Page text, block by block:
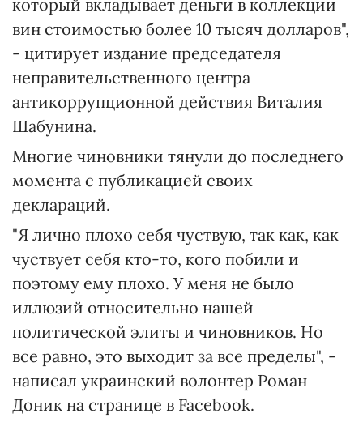
который вкладывает деньги в коллекции
вин стоимостью более 10 тысяч долларов",
- цитирует издание председателя
неправительственного центра
антикоррупционной действия Виталия
Шабунина.
Многие чиновники тянули до последнего
момента с публикацией своих
деклараций.
"Я лично плохо себя чуствую, так как, как
чуствует себя кто-то, кого побили и
поэтому ему плохо. У меня не было
иллюзий относительно нашей
политической элиты и чиновников. Но
все равно, это выходит за все пределы", -
написал украинский волонтер Роман
Доник на странице в Facebook.